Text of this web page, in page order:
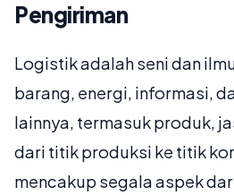
Pengiriman
Logistik adalah seni dan
barang, energi, informasi,
lainnya, termasuk produk,
dari titik produksi ke titik
mencakup segala aspek